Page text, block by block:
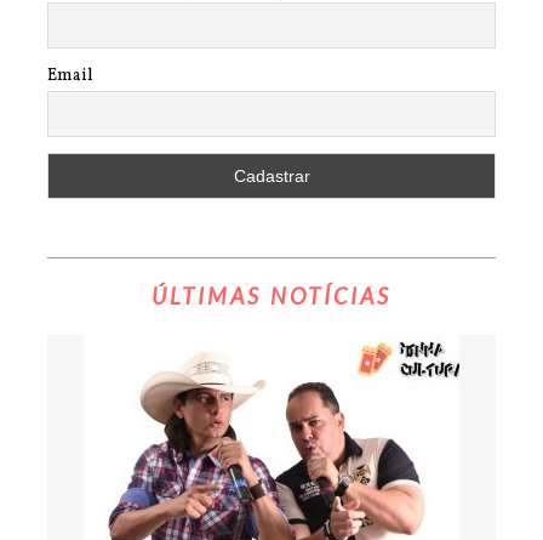
Email
ÚLTIMAS NOTÍCIAS